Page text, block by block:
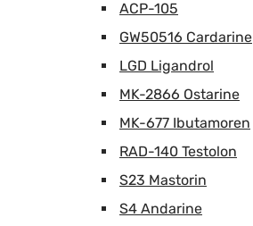
ACP-105
GW50516 Cardarine
LGD Ligandrol
MK-2866 Ostarine
MK-677 Ibutamoren
RAD-140 Testolon
S23 Mastorin
S4 Andarine